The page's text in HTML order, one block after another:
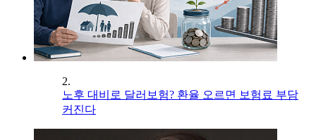
2.
노후 대비로 달러보험? 환율 오르면 보험료 부담
커진다